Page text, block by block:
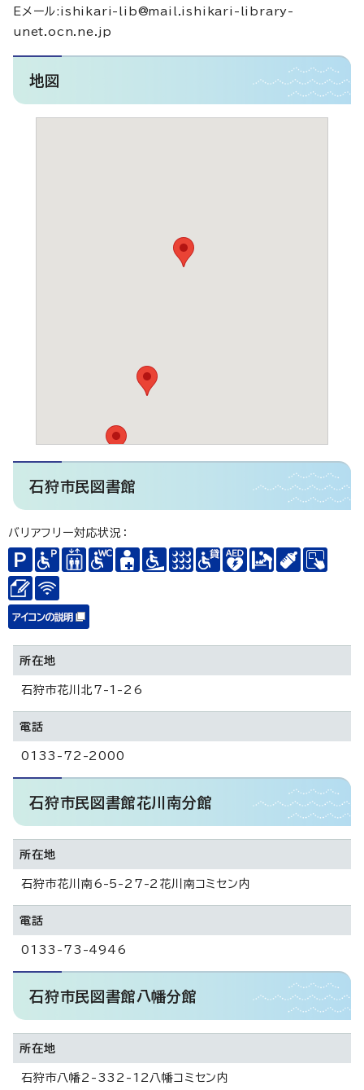
Eメール:ishikari-lib@mail.ishikari-library-
unet.ocn.ne.jp
地図
石狩市民図書館
バリアフリー対応状況：
所在地
石狩市花川北7-1-26
電話
0133-72-2000
石狩市民図書館花川南分館
所在地
石狩市花川南6-5-27-2花川南コミセン内
電話
0133-73-4946
石狩市民図書館八幡分館
所在地
石狩市八幡2-332-12八幡コミセン内